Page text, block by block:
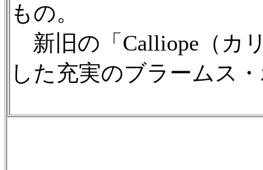
もの。
新旧の「Calliope（カ
した充実のブラームス